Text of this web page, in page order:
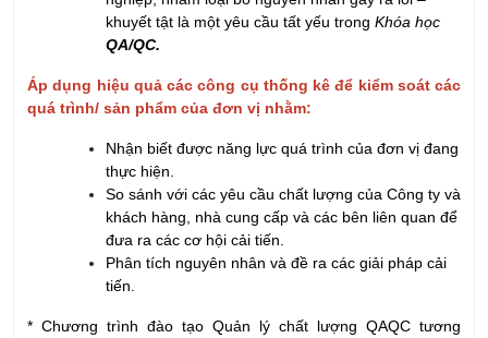
khuyết tật là một yêu cầu tất yếu trong Khóa học
QA/QC.
Áp dụng hiệu quả các công cụ thống kê để kiểm soát các
quá trình/ sản phẩm của đơn vị nhằm:
Nhận biết được năng lực quá trình của đơn vị đang
thực hiện.
So sánh với các yêu cầu chất lượng của Công ty và
khách hàng, nhà cung cấp và các bên liên quan để
đưa ra các cơ hội cải tiến.
Phân tích nguyên nhân và đề ra các giải pháp cải
tiến.
* Chương trình đào tạo Quản lý chất lượng QAQC tương